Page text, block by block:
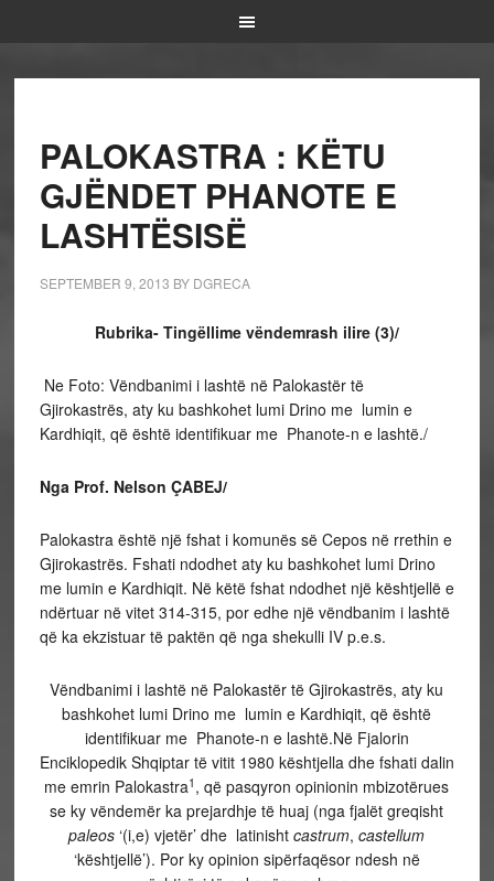
PALOKASTRA : KËTU
GJËNDET PHANOTE E
LASHTËSISË
SEPTEMBER 9, 2013 BY DGRECA
Rubrika- Tingëllime vëndemrash ilire (3)/
Ne Foto: Vëndbanimi i lashtë në Palokastër të
Gjirokastrës, aty ku bashkohet lumi Drino me lumin e
Kardhiqit, që është identifikuar me Phanote-n e lashtë./
Nga Prof. Nelson ÇABEJ/
Palokastra është një fshat i komunës së Cepos në rrethin e
Gjirokastrës. Fshati ndodhet aty ku bashkohet lumi Drino
me lumin e Kardhiqit. Në këtë fshat ndodhet një kështjellë e
ndërtuar në vitet 314-315, por edhe një vëndbanim i lashtë
që ka ekzistuar të paktën që nga shekulli IV p.e.s.
Vëndbanimi i lashtë në Palokastër të Gjirokastrës, aty ku
bashkohet lumi Drino me lumin e Kardhiqit, që është
identifikuar me Phanote-n e lashtë.Në Fjalorin
Enciklopedik Shqiptar të vitit 1980 kështjella dhe fshati dalin
me emrin Palokastra1 , që pasqyron opinionin mbizotërues
se ky vëndemër ka prejardhje të huaj (nga fjalët greqisht
paleos ‘(i,e) vjetër’ dhe latinishtcastrum,castellum
‘kështjellë’). Por ky opinion sipërfaqësor ndesh në